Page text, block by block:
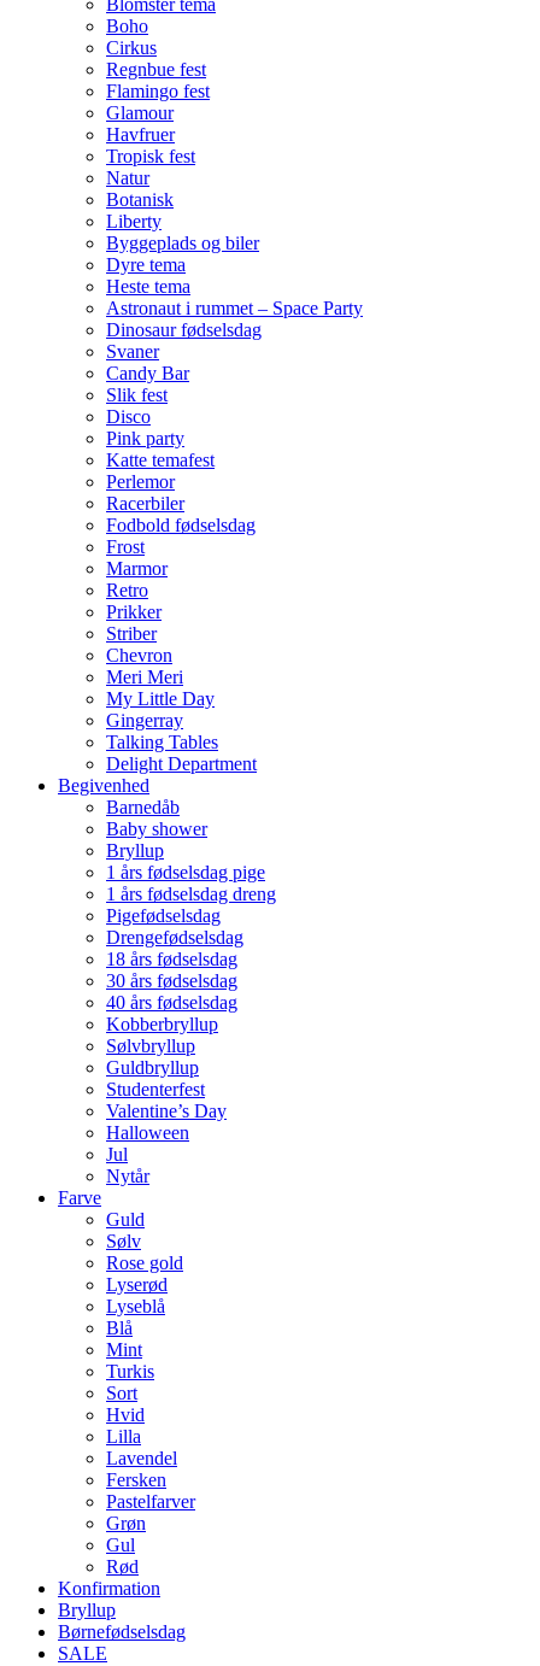
Blomster tema
Boho
Cirkus
Regnbue fest
Flamingo fest
Glamour
Havfruer
Tropisk fest
Natur
Botanisk
Liberty
Byggeplads og biler
Dyre tema
Heste tema
Astronaut i rummet – Space Party
Dinosaur fødselsdag
Svaner
Candy Bar
Slik fest
Disco
Pink party
Katte temafest
Perlemor
Racerbiler
Fodbold fødselsdag
Frost
Marmor
Retro
Prikker
Striber
Chevron
Meri Meri
My Little Day
Gingerray
Talking Tables
Delight Department
Begivenhed
Barnedåb
Baby shower
Bryllup
1 års fødselsdag pige
1 års fødselsdag dreng
Pigefødselsdag
Drengefødselsdag
18 års fødselsdag
30 års fødselsdag
40 års fødselsdag
Kobberbryllup
Sølvbryllup
Guldbryllup
Studenterfest
Valentine’s Day
Halloween
Jul
Nytår
Farve
Guld
Sølv
Rose gold
Lyserød
Lyseblå
Blå
Mint
Turkis
Sort
Hvid
Lilla
Lavendel
Fersken
Pastelfarver
Grøn
Gul
Rød
Konfirmation
Bryllup
Børnefødselsdag
SALE